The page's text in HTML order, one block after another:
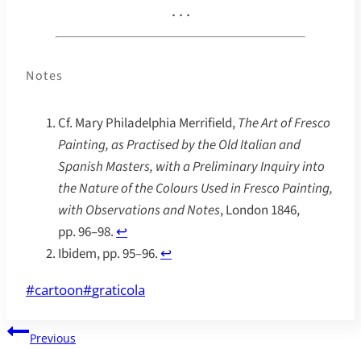
. . .
Notes
Cf. Mary Philadelphia Merrifield,The Art of Fresco
Painting, as Practised by the Old Italian and
Spanish Masters, with a Preliminary Inquiry into
the Nature of the Colours Used in Fresco Painting,
with Observations and Notes, London 1846,
pp. 96–98.↩︎
Ibidem, pp. 95–96.↩︎
Post
#cartoon#graticola
PostPrevious